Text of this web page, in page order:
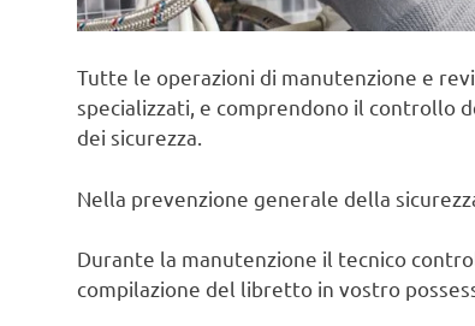
Tutte le operazioni di manutenzione e
specializzati, e comprendono il controllo
dei sicurezza.
Nella prevenzione generale della
Durante la manutenzione il tecnico
compilazione del libretto in vostro